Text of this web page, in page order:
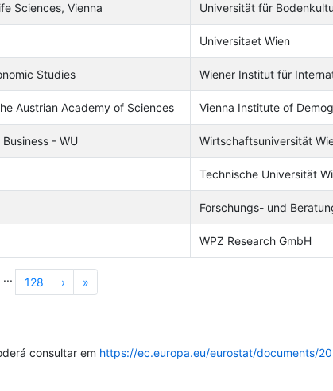
Sciences, Vienna Universität für
Universitaet Wien
Studies Wiener Institut für
Austrian Academy of Sciences Vienna Institute of
- WU Wirtschaftsuniversität
Technische Universität
Forschungs- und
WPZ Research GmbH
... 128 ›Next
»Last
consultar em https://ec.europa.eu/eurostat/documents/